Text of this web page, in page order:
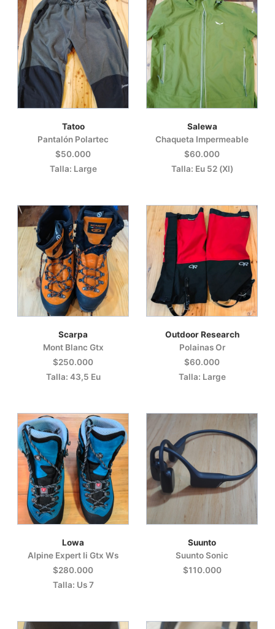
Tatoo
Pantalón Polartec
$50.000
Talla: Large
Salewa
Chaqueta Impermeable
$60.000
Talla: Eu 52 (Xl)
Scarpa
Mont Blanc Gtx
$250.000
Talla: 43,5 Eu
Outdoor Research
Polainas Or
$60.000
Talla: Large
Lowa
Alpine Expert Ii Gtx Ws
$280.000
Talla: Us 7
Suunto
Suunto Sonic
$110.000